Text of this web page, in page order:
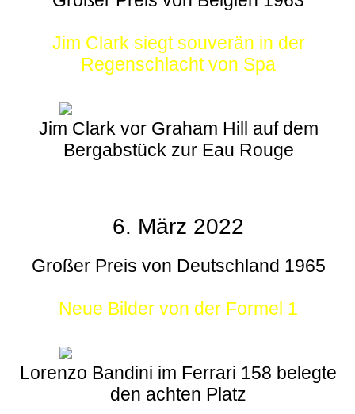
Jim Clark siegt souverän in der
Regenschlacht von Spa
Jim Clark vor Graham Hill auf dem
Bergabstück zur Eau Rouge
6. März 2022
Großer Preis von Deutschland 1965
Neue Bilder von der Formel 1
Lorenzo Bandini im Ferrari 158 belegte
den achten Platz